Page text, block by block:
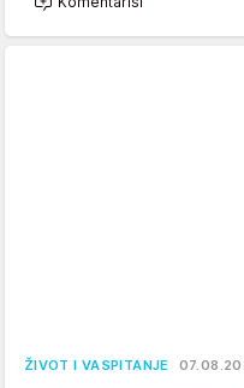
ŽIVOT I VASPITANJE